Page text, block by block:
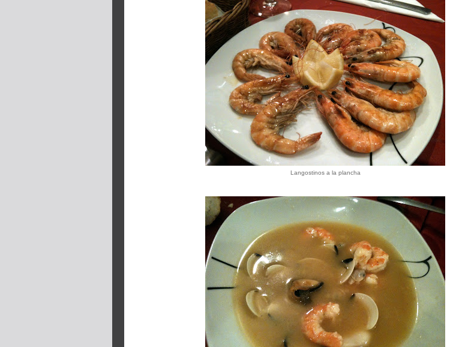
Langostinos a la plancha